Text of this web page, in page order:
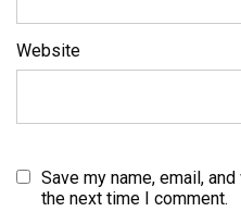
Website
Save my name, email,
the next time I comment.